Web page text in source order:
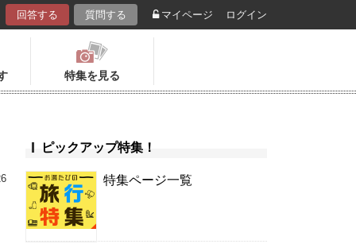
回答する 質問する マイページ ログイン
特集を見る
ピックアップ特集！
特集ページ一覧